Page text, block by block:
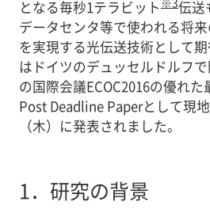
となる毎秒1テラビット
伝送
データセンタ等で使われる将
を実現する光伝送技術として
はドイツのデュッセルドルフ
の国際会議ECOC2016の優れ
Post Deadline Paperとして現
（木）に発表されました。
1． 研究の背景